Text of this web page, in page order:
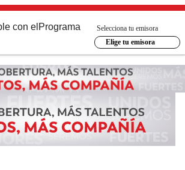
con el Programa
Selecciona tu emisora
Elige tu emisora